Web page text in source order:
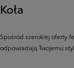
Koła
Spośród szerokiej oferty
odpowiadają Twojemu